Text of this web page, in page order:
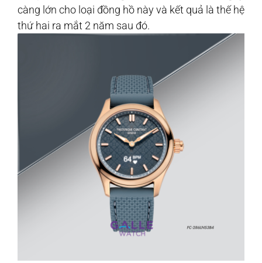
càng lớn cho loại đồng hồ này và kết quả là thế hệ
thứ hai ra mắt 2 năm sau đó.